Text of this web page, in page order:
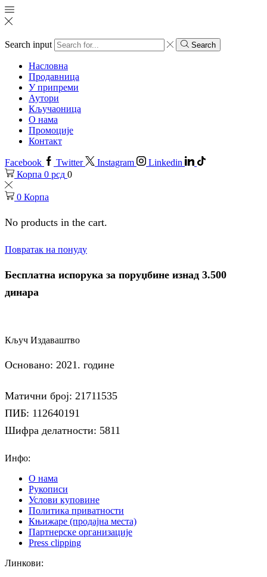
Search input Search
Насловна
Продавница
У припреми
Аутори
Кључаоница
О нама
Промоције
Контакт
Facebook Twitter Instagram
Linkedin
Корпа 0 рсд 0
0 Корпа
No products in the cart.
Повратак на понуду
Бесплатна испорука за поруџбине изнад 3.500
динара
Кључ Издаваштво
Основано: 2021. године
Матични број: 21711535
ПИБ: 112640191
Шифра делатности: 5811
Инфо:
О нама
Рукописи
Услови куповине
Политика приватности
Књижаре (продајна места)
Партнерске организације
Press clipping
Линкови: